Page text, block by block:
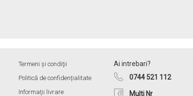
Termeni și condiţii
Politică de confidențialitate
Informaţii livrare
Ai intrebari?
0744 521 112
Multi Nr